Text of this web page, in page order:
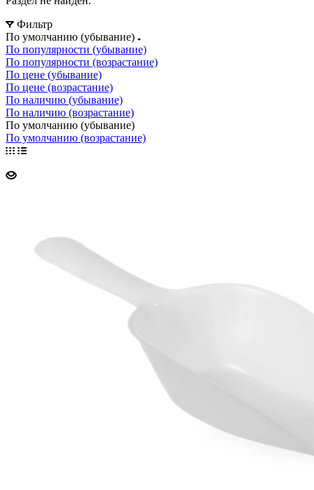
Фильтр
По умолчанию (убывание)
По популярности (убывание)
По популярности (возрастание)
По цене (убывание)
По цене (возрастание)
По наличию (убывание)
По наличию (возрастание)
По умолчанию (убывание)
По умолчанию (возрастание)